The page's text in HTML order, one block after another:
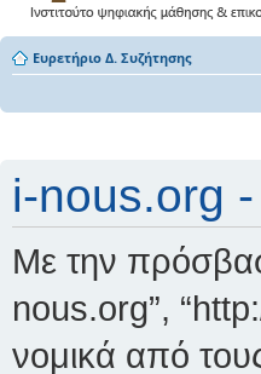
Ευρετήριο Δ. Συζήτησης
i-nous.org
Με την
nous.org”,
νομικά από